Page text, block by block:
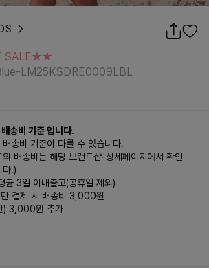
LM25KSDRE0009LBL
SALE★★
LM25KSDRE0009LBL
송비 기준 입니다.
배송비 기준이 다를 수 있습니다.
배송비는 해당 브랜드샵-상세페이지에서 확인
다.)
균 3일 이내출고(공휴일 제외)
결제 시 배송비 3,000원
) 3,000원 추가